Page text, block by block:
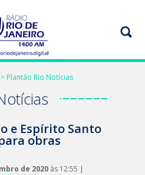
> Plantão Rio Notícias
e Espírito Santo
obras
de 2020 às 12:55 |